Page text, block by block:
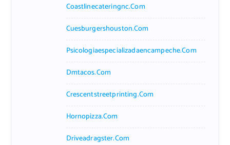
Coastlinecateringnc.com
Cuesburgershouston.com
Psicologiaespecializadaencampeche.com
Dmtacos.com
Crescentstreetprinting.com
Hornopizza.com
Driveadragster.com